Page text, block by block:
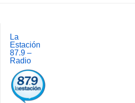
navigation
La
Estación
87.9 –
Radio